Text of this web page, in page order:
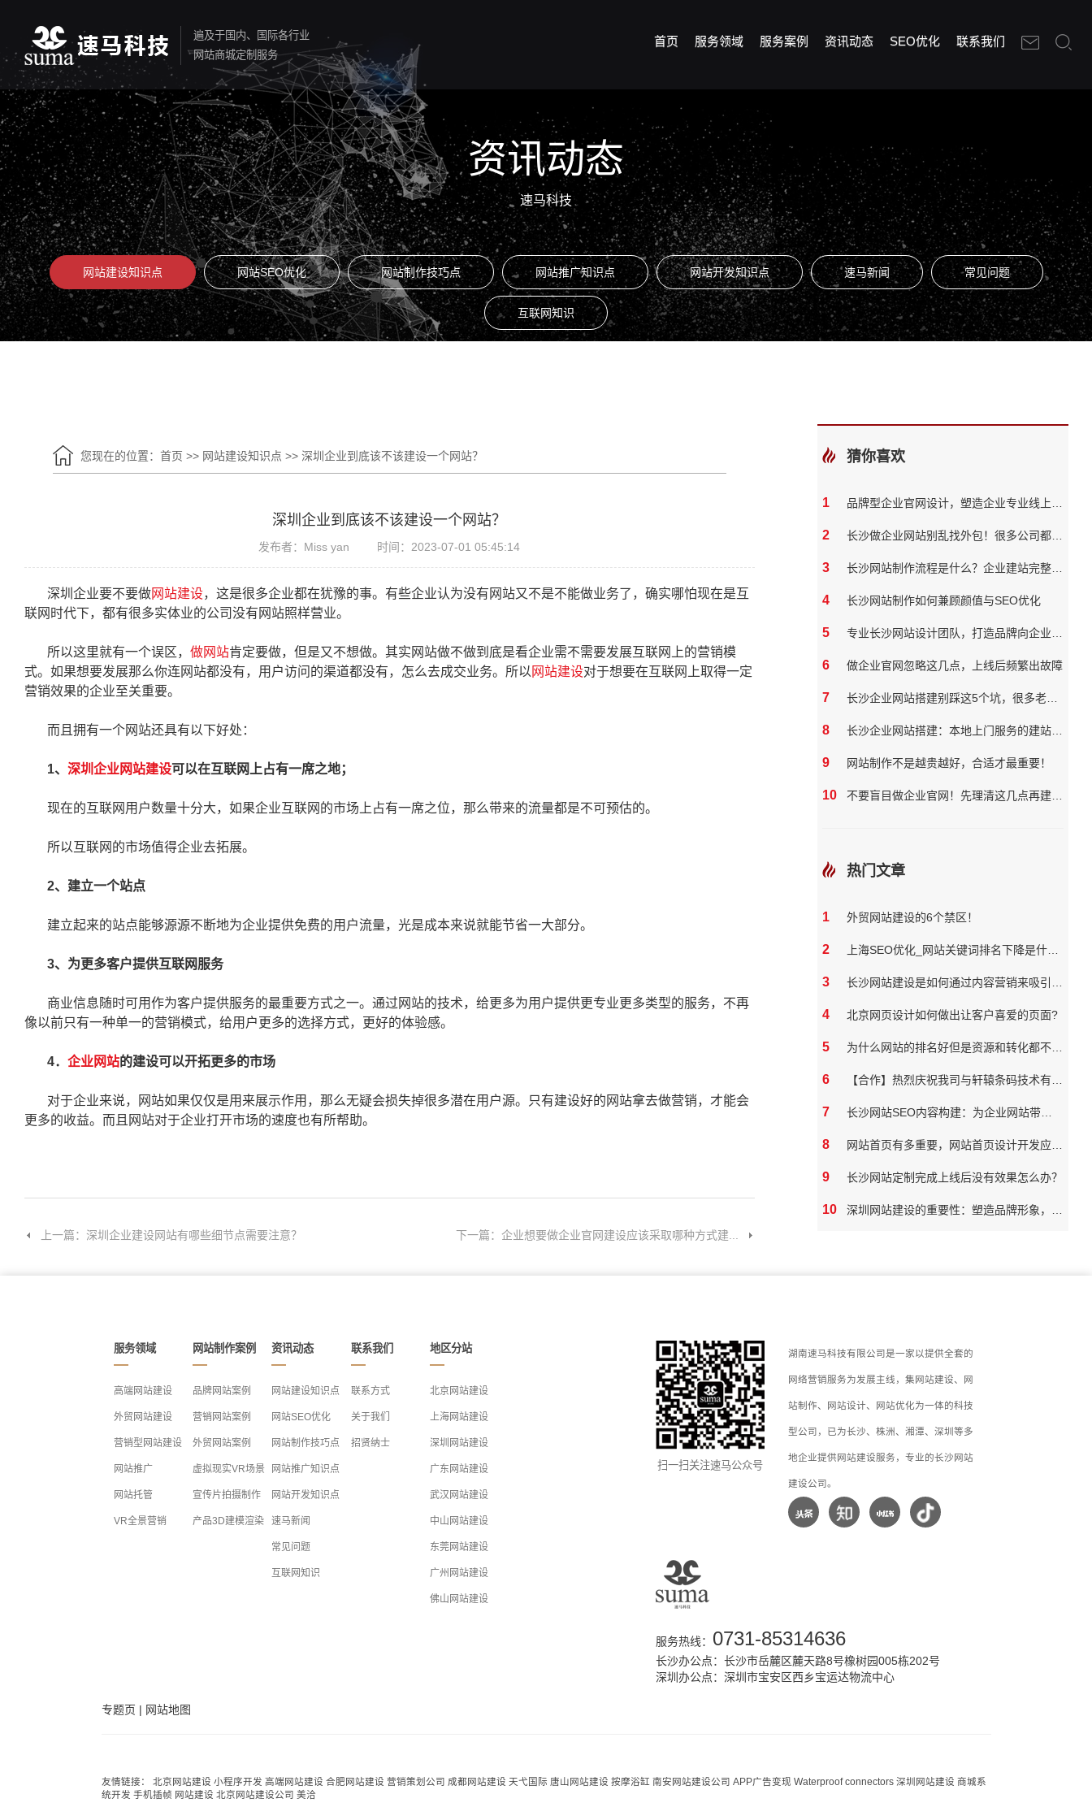
遍及于国内、国际各行业
网站商城定制服务
首页 服务领域 服务案例 资讯动态 SEO优化 联系我们
资讯动态
速马科技
网站建设知识点 网站SEO优化 网站制作技巧点 网站推广知识点 网站开发知识点 速马新闻 常见问题
互联网知识
您现在的位置： 首页 >> 网站建设知识点 >> 深圳企业到底该不该建设一个网站？
深圳企业到底该不该建设一个网站？
发布者：Miss yan 时间：2023-07-01 05:45:14
深圳企业要不要做网站建设，这是很多企业都在犹豫的事。有些企业认为没有网站又不是不能做业务了，确实哪怕现在是互
联网时代下，都有很多实体业的公司没有网站照样营业。
所以这里就有一个误区， 做网站肯定要做，但是又不想做。其实网站做不做到底是看企业需不需要发展互联网上的营销模
式。如果想要发展那么你连网站都没有，用户访问的渠道都没有，怎么去成交业务。所以 网站建设对于想要在互联网上取得一定
营销效果的企业至关重要。
而且拥有一个网站还具有以下好处：
1、 深圳企业网站建设可以在互联网上占有一席之地；
现在的互联网用户数量十分大，如果企业互联网的市场上占有一席之位，那么带来的流量都是不可预估的。
所以互联网的市场值得企业去拓展。
2、建立一个站点
建立起来的站点能够源源不断地为企业提供免费的用户流量，光是成本来说就能节省一大部分。
3、为更多客户提供互联网服务
商业信息随时可用作为客户提供服务的最重要方式之一。通过网站的技术，给更多为用户提供更专业更多类型的服务，不再
像以前只有一种单一的营销模式，给用户更多的选择方式，更好的体验感。
4． 企业网站的建设可以开拓更多的市场
对于企业来说，网站如果仅仅是用来展示作用，那么无疑会损失掉很多潜在用户源。只有建设好的网站拿去做营销，才能会
更多的收益。而且网站对于企业打开市场的速度也有所帮助。
上一篇：深圳企业建设网站有哪些细节点需要注意？ 下一篇：企业想要做企业官网建设应该采取哪种方式建...
猜你喜欢
1
2
3
4 长沙网站制作如何兼顾颜值与SEO优化
5
6 做企业官网忽略这几点，上线后频繁出故障
7
8
9 网站制作不是越贵越好，合适才最重要！
10
热门文章
1 外贸网站建设的6个禁区！
2
3
4 北京网页设计如何做出让客户喜爱的页面?
5
6
7
8
9 长沙网站定制完成上线后没有效果怎么办？
10
服务领域
高端网站建设
外贸网站建设
营销型网站建设
网站推广
网站托管
VR全景营销
网站制作案例
品牌网站案例
营销网站案例
外贸网站案例
虚拟现实VR场景
宣传片拍摄制作
产品3D建模渲染
资讯动态
网站建设知识点
网站SEO优化
网站制作技巧点
网站推广知识点
网站开发知识点
速马新闻
常见问题
互联网知识
联系我们
联系方式
关于我们
招贤纳士
地区分站
北京网站建设
上海网站建设
深圳网站建设
广东网站建设
武汉网站建设
中山网站建设
东莞网站建设
广州网站建设
佛山网站建设
扫一扫关注速马公众号
湖南速马科技有限公司是一家以提供全套的
网络营销服务为发展主线，集网站建设、网
站制作、网站设计、网站优化为一体的科技
型公司，已为长沙、株洲、湘潭、深圳等多
地企业提供网站建设服务，专业的长沙网站
建设公司。
服务热线： 0731-85314636
长沙办公点：长沙市岳麓区麓天路8号橡树园005栋202号
深圳办公点：深圳市宝安区西乡宝运达物流中心
专题页 | 网站地图
友情链接： 北京网站建设 小程序开发 高端网站建设 合肥网站建设 营销策划公司 成都网站建设 天弋国际 唐山网站建设 按摩浴缸 南安网站建设公司 APP广告变现 Waterproof connectors 深圳网站建设 商城系
统开发 手机插帧 网站建设 北京网站建设公司 美洽